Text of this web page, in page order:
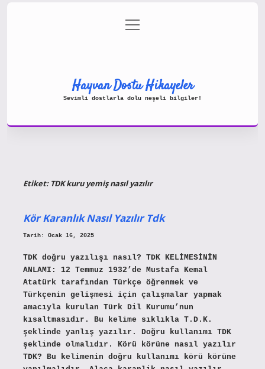
Gizlilik Politikası
menüyü
aç
Hayvan Dostu Hikayeler
Sevimli dostlarla dolu neşeli bilgiler!
Etiket: TDK kuru yemiş nasıl yazılır
Kör Karanlık Nasıl Yazılır Tdk
Tarih: Ocak 16, 2025
TDK doğru yazılışı nasıl? TDK KELİMESİNİN
ANLAMI: 12 Temmuz 1932’de Mustafa Kemal
Atatürk tarafından Türkçe öğrenmek ve
Türkçenin gelişmesi için çalışmalar yapmak
amacıyla kurulan Türk Dil Kurumu’nun
kısaltmasıdır. Bu kelime sıklıkla T.D.K.
şeklinde yanlış yazılır. Doğru kullanımı TDK
şeklinde olmalıdır. Körü körüne nasıl yazılır
TDK? Bu kelimenin doğru kullanımı körü körüne